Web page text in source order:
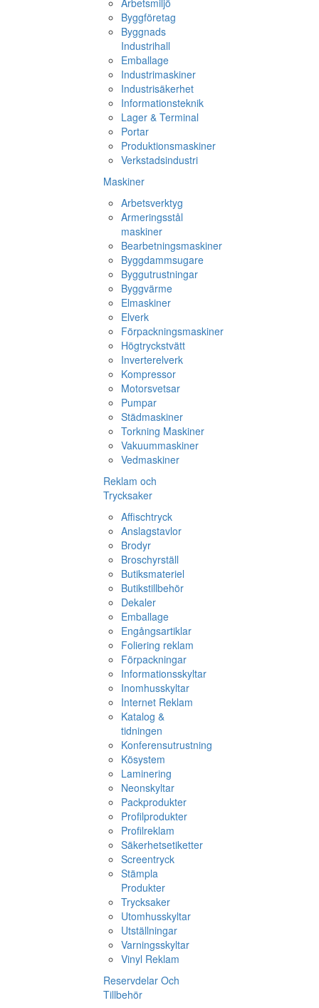
Arbetsmiljö
Byggföretag
Byggnads
Industrihall
Emballage
Industrimaskiner
Industrisäkerhet
Informationsteknik
Lager & Terminal
Portar
Produktionsmaskiner
Verkstadsindustri
Maskiner
Arbetsverktyg
Armeringsstål
maskiner
Bearbetningsmaskiner
Byggdammsugare
Byggutrustningar
Byggvärme
Elmaskiner
Elverk
Förpackningsmaskiner
Högtryckstvätt
Inverterelverk
Kompressor
Motorsvetsar
Pumpar
Städmaskiner
Torkning Maskiner
Vakuummaskiner
Vedmaskiner
Reklam och
Trycksaker
Affischtryck
Anslagstavlor
Brodyr
Broschyrställ
Butiksmateriel
Butikstillbehör
Dekaler
Emballage
Engångsartiklar
Foliering reklam
Förpackningar
Informationsskyltar
Inomhusskyltar
Internet Reklam
Katalog &
tidningen
Konferensutrustning
Kösystem
Laminering
Neonskyltar
Packprodukter
Profilprodukter
Profilreklam
Säkerhetsetiketter
Screentryck
Stämpla
Produkter
Trycksaker
Utomhusskyltar
Utställningar
Varningsskyltar
Vinyl Reklam
Reservdelar Och
Tillbehör